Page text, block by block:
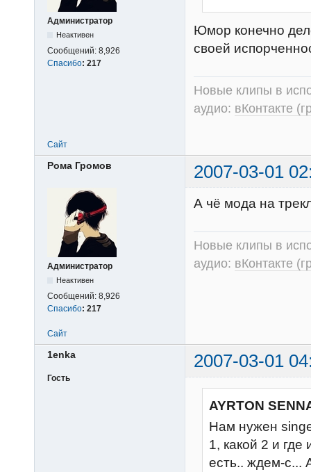
Администратор
Неактивен
Сообщений: 8,926
Спасибо: 217
Юмор конечно
своей
Новые клипы в
аудио: вКонтакте
Сайт
Рома Громов 2007-03-01
Администратор
Неактивен
Сообщений: 8,926
Спасибо: 217
А чё мода на
Новые клипы в
аудио: вКонтакте
Сайт
1enka 2007-03-01
Гость
AYRTON
Нам нужен
1, какой 2 и где
есть.. ждем-с...